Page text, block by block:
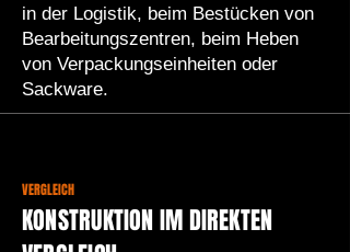
in der Logistik, beim Bestücken von
Bearbeitungszentren, beim Heben
von Verpackungseinheiten oder
Sackware.
VERGLEICH
KONSTRUKTION IM DIREKTEN